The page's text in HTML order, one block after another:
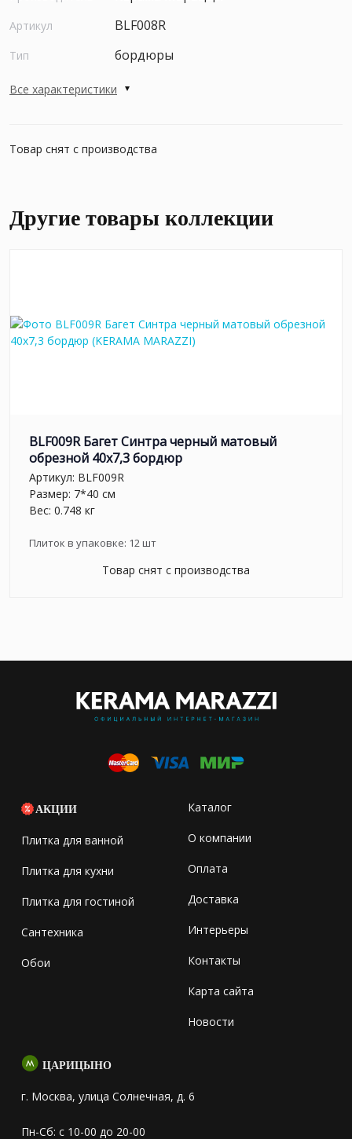
Артикул BLF008R
Тип бордюры
Все характеристики
Товар снят с производства
Другие товары коллекции
BLF009R Багет Синтра черный матовый
обрезной 40х7,3 бордюр
Артикул: BLF009R
Размер: 7*40 см
Вес: 0.748 кг
Плиток в упаковке: 12шт
Товар снят с производства
АКЦИИ
Плитка для ванной
Плитка для кухни
Плитка для гостиной
Сантехника
Обои
Каталог
О компании
Оплата
Доставка
Интерьеры
Контакты
Карта сайта
Новости
ЦАРИЦЫНО
г. Москва, улица Солнечная, д. 6
Пн-Сб: с 10-00 до 20-00